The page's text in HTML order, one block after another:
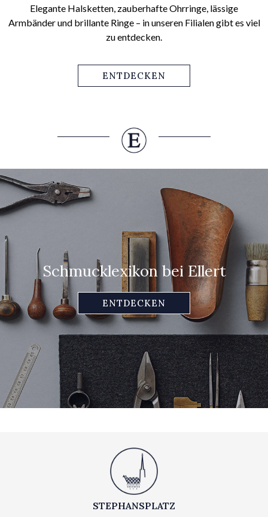
Elegante Halsketten, zauberhafte Ohrringe, lässige
Armbänder und brillante Ringe – in unseren Filialen gibt es viel
zu entdecken.
ENTDECKEN
Schmucklexikon bei Ellert
ENTDECKEN
STEPHANSPLATZ